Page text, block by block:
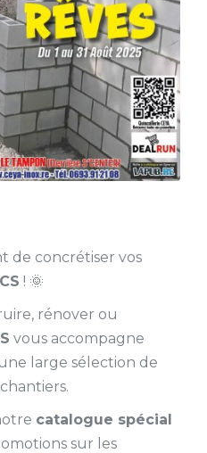
de concrétiser vos
! 🌞
rénover ou
vous accompagne
large sélection de
catalogue spécial
sur les